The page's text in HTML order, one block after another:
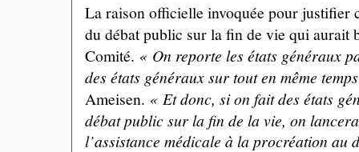
La raison officielle invoquée pour justifier
du débat public sur la fin de vie qui aurait
Comité. « On reporte les états généraux
des états généraux sur tout en même
Ameisen. « Et donc, si on fait des états
débat public sur la fin de la vie, on
l’assistance médicale à la procréation au